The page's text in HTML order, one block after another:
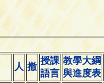
人 撤
授課
語言
教學大綱
與進度表